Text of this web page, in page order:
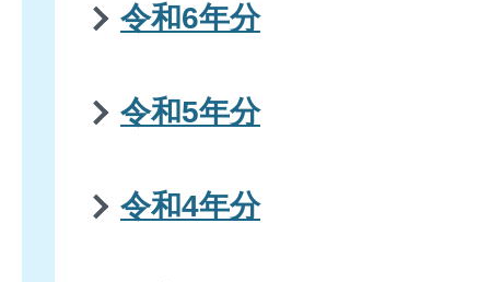
令和6年分
令和5年分
令和4年分